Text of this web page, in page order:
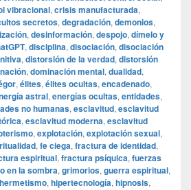
vibracional, crisis manufacturada,
secretos, degradación, demonios,
, desinformación, despojo, dímelo y
, disciplina, disociación, disociación
, distorsión de la verdad, distorsión
, dominación mental, dualidad,
, élites, élites ocultas, encadenado,
astral, energías ocultas, entidades,
no humanas, esclavitud, esclavitud
, esclavitud moderna, esclavitud
, explotación, explotación sexual,
, fe ciega, fractura de identidad,
espiritual, fractura psíquica, fuerzas
en la sombra, grimorios, guerra espiritual,
hermetismo, hipertecnología, hipnosis,